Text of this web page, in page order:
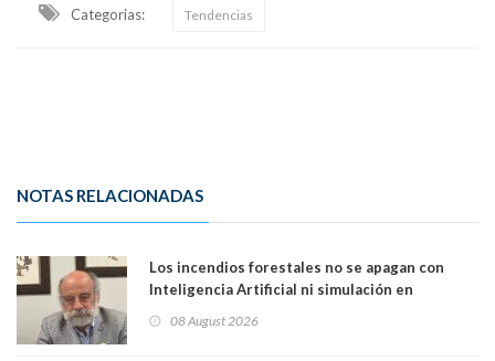
Categorias: Tendencias
NOTAS RELACIONADAS
Los incendios forestales no se apagan con
Inteligencia Artificial ni simulación en
Magister en Asentamientos Humanos PUC
08 August 2026